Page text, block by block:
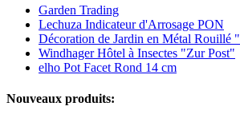
Garden Trading
Lechuza Indicateur d'Arrosage PON
Décoration de Jardin en Métal Rouillé
Windhager Hôtel à Insectes "Zur Post"
elho Pot Facet Rond 14 cm
Nouveaux produits: